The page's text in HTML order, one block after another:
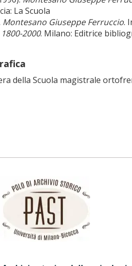
La Scuola
Montesano Giuseppe Ferruccio.
2000. Milano: Editrice
della Scuola magistrale